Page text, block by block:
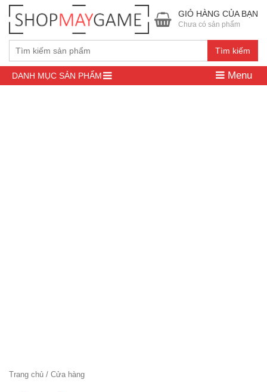
Tìm kiếm
GIỎ HÀNG CỦA BẠN
Chưa có sản phẩm
DANH MỤC SẢN PHẨM Menu
Trang chủ / Cửa hàng